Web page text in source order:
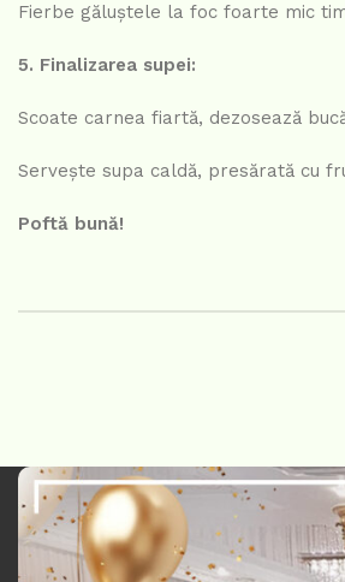
Fierbe găluștele la foc foarte mic
5. Finalizarea supei:
Scoate carnea fiartă, dezosează
Servește supa caldă, presărată cu
Poftă bună!